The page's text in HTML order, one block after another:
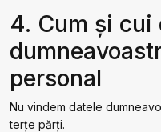
4. Cum și cui
personal
Nu vindem datele
terțe părți.